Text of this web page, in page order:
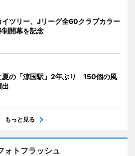
イツリー、Jリーグ全60クラブカラー
開幕を記念
夏の「涼国駅」2年ぶり 150個の風
出
もっと見る
ォトフラッシュ